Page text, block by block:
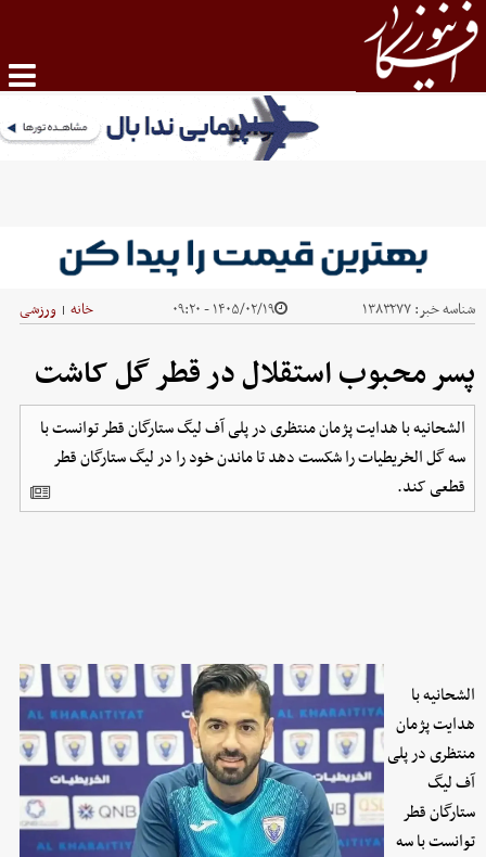
شناسه خبر:۱۳۸۳۲۷۷ ۱۴۰۵/۰۲/۱۹ - ۰۹:۲۰ خانه | ورزشی
پسر محبوب استقلال در قطر گل کاشت
الشحانیه با هدایت پژمان منتظری در پلی آف لیگ ستارگان قطر توانست با
سه گل الخریطیات را شکست دهد تا ماندن خود را در لیگ ستارگان قطر
قطعی کند.
الشحانیه با
هدایت پژمان
منتظری در پلی
آف لیگ
ستارگان قطر
توانست با سه